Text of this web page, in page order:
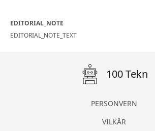
EDITORIAL_NOTE
EDITORIAL_NOTE_TEXT
100 Tekn
PERSONVERN
VILKÅR